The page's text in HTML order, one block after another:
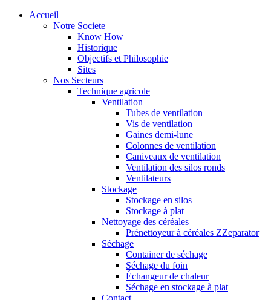
Accueil
Notre Societe
Know How
Historique
Objectifs et Philosophie
Sites
Nos Secteurs
Technique agricole
Ventilation
Tubes de ventilation
Vis de ventilation
Gaines demi-lune
Colonnes de ventilation
Caniveaux de ventilation
Ventilation des silos ronds
Ventilateurs
Stockage
Stockage en silos
Stockage à plat
Nettoyage des céréales
Prénettoyeur à céréales ZZeparator
Séchage
Container de séchage
Séchage du foin
Échangeur de chaleur
Séchage en stockage à plat
Contact